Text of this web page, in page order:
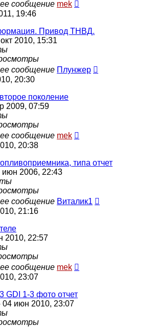
сообщение mek
19:46
Привод ТНВД.
2010, 15:31
сообщение Плунжер
20:30
поколение
2009, 07:59
сообщение mek
20:38
типа отчет
июн 2006, 22:43
сообщение Виталик1
21:16
2010, 22:57
сообщение mek
23:07
GDI 1-3 фото отчет
04 июн 2010, 23:07